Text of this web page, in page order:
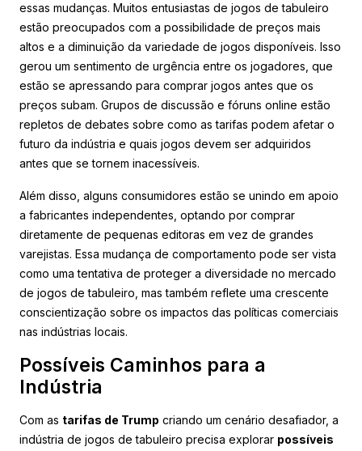
essas mudanças. Muitos entusiastas de jogos de tabuleiro
estão preocupados com a possibilidade de preços mais
altos e a diminuição da variedade de jogos disponíveis. Isso
gerou um sentimento de urgência entre os jogadores, que
estão se apressando para comprar jogos antes que os
preços subam. Grupos de discussão e fóruns online estão
repletos de debates sobre como as tarifas podem afetar o
futuro da indústria e quais jogos devem ser adquiridos
antes que se tornem inacessíveis.
Além disso, alguns consumidores estão se unindo em apoio
a fabricantes independentes, optando por comprar
diretamente de pequenas editoras em vez de grandes
varejistas. Essa mudança de comportamento pode ser vista
como uma tentativa de proteger a diversidade no mercado
de jogos de tabuleiro, mas também reflete uma crescente
conscientização sobre os impactos das políticas comerciais
nas indústrias locais.
Possíveis Caminhos para a
Indústria
Com as tarifas de Trump criando um cenário desafiador, a
indústria de jogos de tabuleiro precisa explorar possíveis